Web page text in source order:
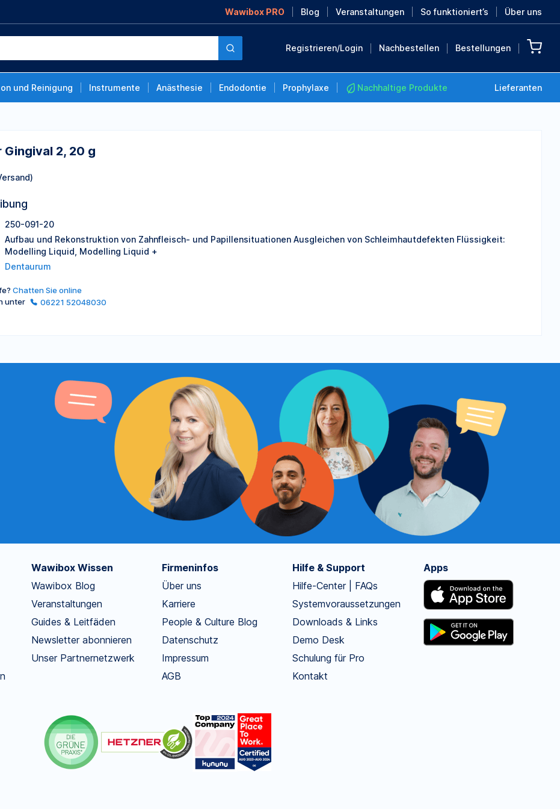
Wawibox PRO Blog Veranstaltungen So funktioniert’s Über uns
Registrieren/Login Nachbestellen Bestellungen
und Reinigung Instrumente Anästhesie Endodontie Prophylaxe Nachhaltige Produkte Lieferanten
MEHR ENTDECKEN
2, 20 g
250-091-20
Aufbau und Rekonstruktion von Zahnfleisch- und Papillensituationen Ausgleichen von Schleimhautdefekten Flüssigkeit:
Modelling Liquid, Modelling Liquid +
Dentaurum
Chatten Sie online
unter
06221 52048030
Wawibox Wissen
Wawibox Blog
Veranstaltungen
Guides & Leitfäden
Newsletter abonnieren
Unser Partnernetzwerk
Firmeninfos
Über uns
Karriere
People & Culture Blog
Datenschutz
Impressum
AGB
Hilfe & Support
Hilfe-Center | FAQs
Systemvoraussetzungen
Downloads & Links
Demo Desk
Schulung für Pro
Kontakt
Apps